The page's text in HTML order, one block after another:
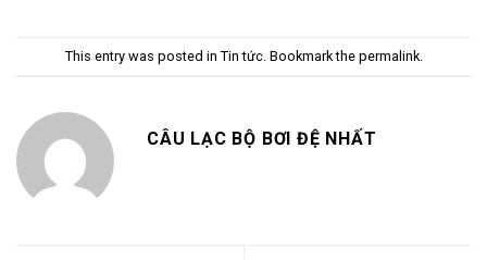
This entry was posted in Tin tức. Bookmark the permalink.
CÂU LẠC BỘ BƠI ĐỆ NHẤT